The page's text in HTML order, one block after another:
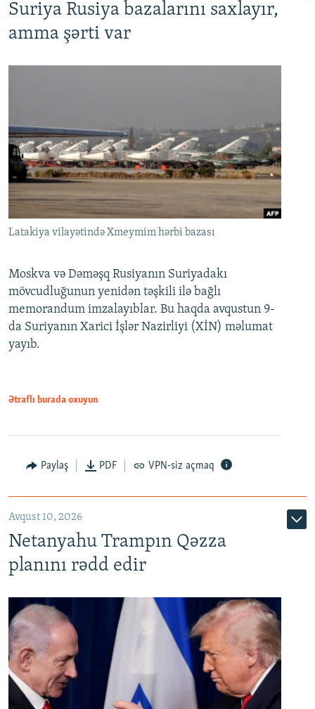
Suriya Rusiya bazalarını saxlayır,
amma şərti var
Latakiya vilayətində Xmeymim hərbi bazası
Moskva və Dəməşq Rusiyanın Suriyadakı
mövcudluğunun yenidən təşkili ilə bağlı
memorandum imzalayıblar. Bu haqda avqustun 9-
da Suriyanın Xarici İşlər Nazirliyi (XİN) məlumat
yayıb.
Ətraflı burada oxuyun
Paylaş PDF VPN-siz açmaq
Avqust 10, 2026
Netanyahu Trampın Qəzza
planını rədd edir